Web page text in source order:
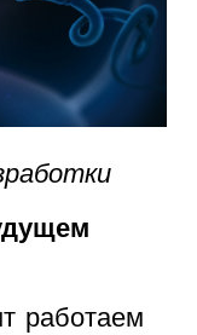
работаем